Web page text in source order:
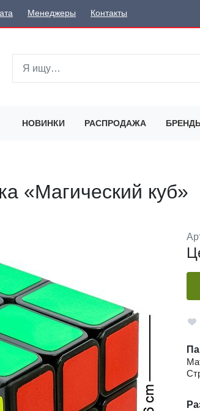
Менеджеры Контакты
НОВИНКИ РАСПРОДАЖА
«Магический куб»